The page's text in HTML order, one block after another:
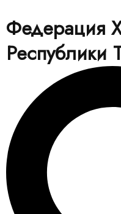
Федерация
Республики